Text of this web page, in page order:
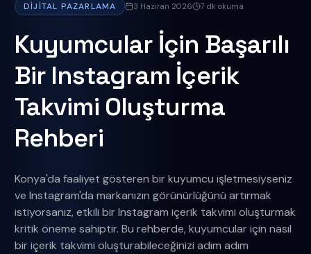
Blog
SSS
0332 606 25 47
DIJITAL PAZARLAMA 3 Haziran 2026 7 dk okuma
Kuyumcular İçin Başarılı
Bir Instagram İçerik
Takvimi Oluşturma
Rehberi
Konya'da faaliyet gösteren bir kuyumcu işletmesiyseniz
ve Instagram'da markanızın görünürlüğünü artırmak
istiyorsanız, etkili bir Instagram içerik takvimi oluşturmak
kritik öneme sahiptir. Bu rehberde, kuyumcular için nasıl
bir içerik takvimi oluşturabileceğinizi adım adım